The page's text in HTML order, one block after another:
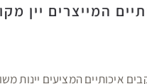
המייצרים יין
איכותיים המציעים יינות